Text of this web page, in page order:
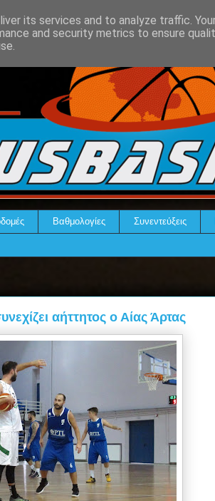
Βαθμολογίες Συνεντεύξεις
αήττητος ο Αίας Άρτας
its services and to analyze traffic.
and security metrics to ensure